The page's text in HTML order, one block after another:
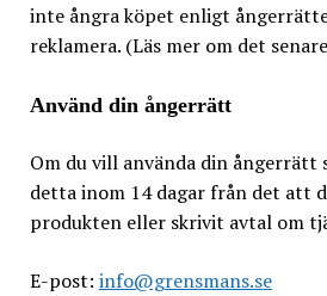
inte ångra köpet enligt
reklamera. (Läs mer om det
Använd din ångerrätt
Om du vill använda din ångerrätt
detta inom 14 dagar från det att
produkten eller skrivit avtal om
E-post: info@grensmans.se